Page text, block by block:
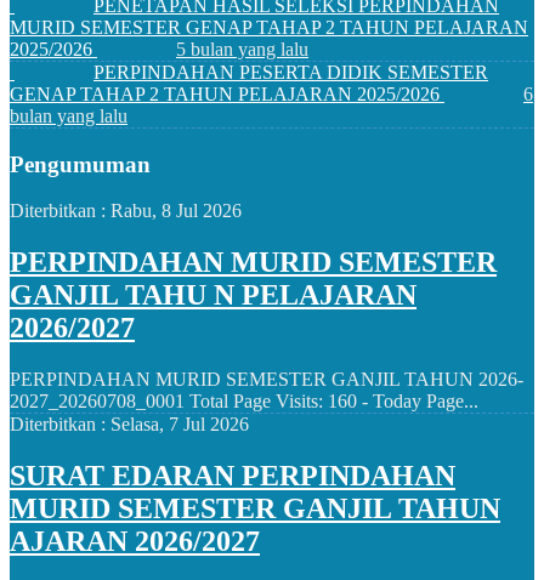
PENETAPAN HASIL SELEKSI PERPINDAHAN
MURID SEMESTER GENAP TAHAP 2 TAHUN PELAJARAN
2025/2026
5 bulan yang lalu
PERPINDAHAN PESERTA DIDIK SEMESTER
GENAP TAHAP 2 TAHUN PELAJARAN 2025/2026
6
bulan yang lalu
Pengumuman
Diterbitkan : Rabu, 8 Jul 2026
PERPINDAHAN MURID SEMESTER
GANJIL TAHU N PELAJARAN
2026/2027
PERPINDAHAN MURID SEMESTER GANJIL TAHUN 2026-
2027_20260708_0001 Total Page Visits: 160 - Today Page...
Diterbitkan : Selasa, 7 Jul 2026
SURAT EDARAN PERPINDAHAN
MURID SEMESTER GANJIL TAHUN
AJARAN 2026/2027